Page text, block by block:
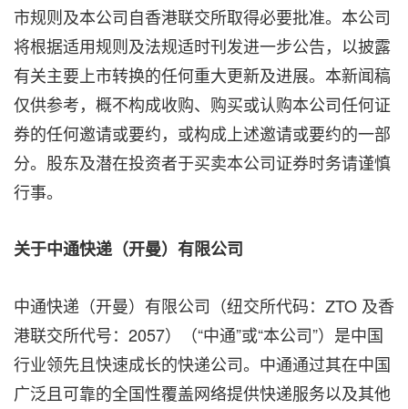
市规则及本公司自香港联交所取得必要批准。本公司
将根据适用规则及法规适时刊发进一步公告，以披露
有关主要上市转换的任何重大更新及进展。本新闻稿
仅供参考，概不构成收购、购买或认购本公司任何证
券的任何邀请或要约，或构成上述邀请或要约的一部
分。股东及潜在投资者于买卖本公司证券时务请谨慎
行事。
关于中通快递（开曼）有限公司
中通快递（开曼）有限公司（纽交所代码：ZTO 及香
港联交所代号：2057）（“中通”或“本公司”）是中国
行业领先且快速成长的快递公司。中通通过其在中国
广泛且可靠的全国性覆盖网络提供快递服务以及其他